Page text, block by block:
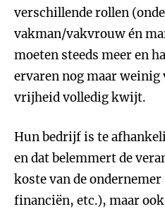
verschillende rollen
vakman/vakvrouw én
moeten steeds meer en
ervaren nog maar
vrijheid volledig kwijt.
Hun bedrijf is te
en dat belemmert de
koste van de
financiën, etc.), maar